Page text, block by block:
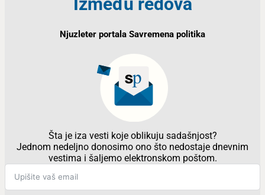
Njuzleter portala Savremena politika
Šta je iza vesti koje oblikuju sadašnjost?
Jednom nedeljno donosimo ono što nedostaje dnevnim
vestima i šaljemo elektronskom poštom.